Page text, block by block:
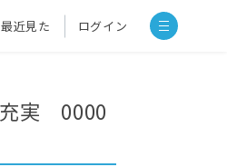
最近見た ログイン
充実 0000